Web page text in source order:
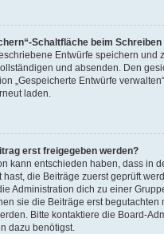
Schaltfläche beim
Entwürfe speichern und
und absenden. Den
„Gespeicherte Entwürfe
laden.
erst freigegeben werden?
kann entschieden haben, dass in
die Beiträge zuerst geprüft
Administration dich zu einer
sie die Beiträge erst begutachten
Bitte kontaktiere die Board-
dazu benötigst.